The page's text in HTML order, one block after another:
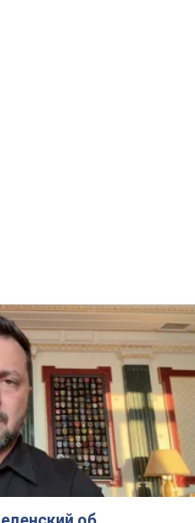
к совместному
Сикорский призвал
ракет над
российские ракеты над